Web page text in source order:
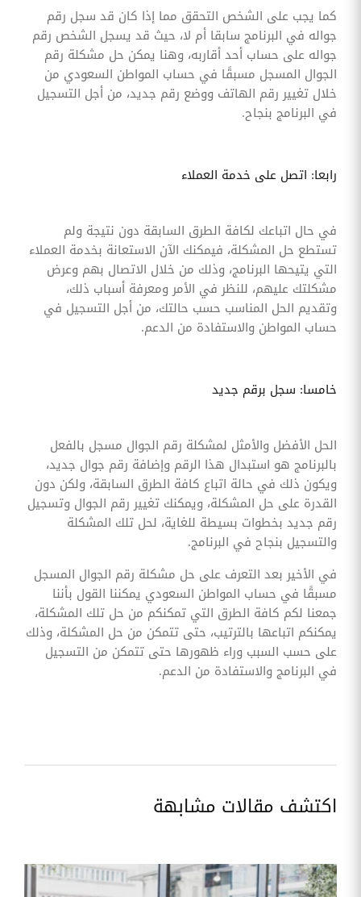
كما يجب على الشخص التحقق مما إذا كان قد سجل رقم
جواله في البرنامج سابقا أم لا، حيث قد يسجل الشخص رقم
جواله على حساب أحد أقاربه، وهنا يمكن حل مشكلة رقم
الجوال المسجل مسبقًا في حساب المواطن السعودي من
خلال تغيير رقم الهاتف ووضع رقم جديد، من أجل التسجيل
في البرنامج بنجاح.
رابعا: اتصل على خدمة العملاء
في حال اتباعك لكافة الطرق السابقة دون نتيجة ولم
تستطع حل المشكلة، فيمكنك الآن الاستعانة بخدمة العملاء
التي يتيحها البرنامج، وذلك من خلال الاتصال بهم وعرض
مشكلتك عليهم، للنظر في الأمر ومعرفة أسباب ذلك،
وتقديم الحل المناسب حسب حالتك، من أجل التسجيل في
حساب المواطن والاستفادة من الدعم.
خامسا: سجل برقم جديد
الحل الأفضل والأمثل لمشكلة رقم الجوال مسجل بالفعل
بالبرنامج هو استبدال هذا الرقم وإضافة رقم جوال جديد،
ويكون ذلك في حالة اتباع كافة الطرق السابقة، ولكن دون
القدرة على حل المشكلة، ويمكنك تغيير رقم الجوال وتسجيل
رقم جديد بخطوات بسيطة للغاية، لحل تلك المشكلة
والتسجيل بنجاح في البرنامج.
في الأخير بعد التعرف على حل مشكلة رقم الجوال المسجل
مسبقًا في حساب المواطن السعودي يمكننا القول بأننا
جمعنا لكم كافة الطرق التي تمكنكم من حل تلك المشكلة،
يمكنكم اتباعها بالترتيب، حتى تتمكن من حل المشكلة، وذلك
على حسب السبب وراء ظهورها حتى تتمكن من التسجيل
في البرنامج والاستفادة من الدعم.
اكتشف مقالات مشابهة